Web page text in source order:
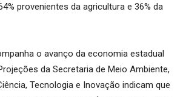
provenientes da agricultura e 36% da
o avanço da economia estadual
da Secretaria de Meio Ambiente,
Tecnologia e Inovação indicam que